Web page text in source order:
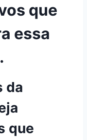
que
essa
da
que